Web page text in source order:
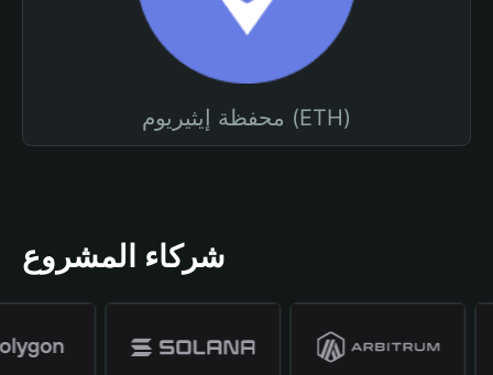
محفظة إيثيريوم (ETH)
شركاء المشروع